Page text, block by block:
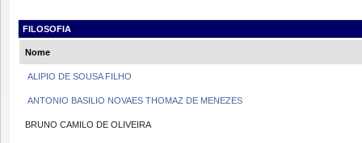
FILOSOFIA
Nome
ALIPIO DE SOUSA FILHO
ANTONIO BASILIO NOVAES THOMAZ DE MENEZES
BRUNO CAMILO DE OLIVEIRA